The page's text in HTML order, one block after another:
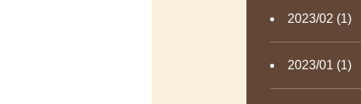
2023/02 (1)
2023/01 (1)